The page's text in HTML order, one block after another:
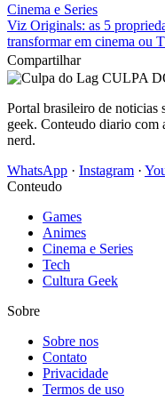
Cinema e Series
Viz Originals: as 5
transformar em cinema ou
Compartilhar
CULPA
Portal brasileiro de noticias
geek. Conteudo diario com
nerd.
WhatsApp · Instagram ·
Conteudo
Games
Animes
Cinema e Series
Tech
Cultura Geek
Sobre
Sobre nos
Contato
Privacidade
Termos de uso